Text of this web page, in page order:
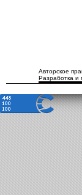
Авторское
Разработка